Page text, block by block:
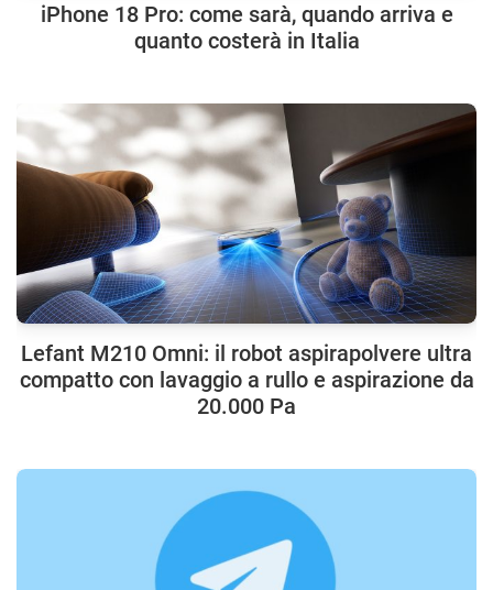
iPhone 18 Pro: come sarà, quando arriva e
quanto costerà in Italia
Lefant M210 Omni: il robot aspirapolvere ultra
compatto con lavaggio a rullo e aspirazione da
20.000 Pa